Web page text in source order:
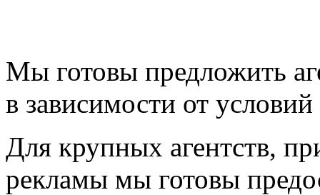
Мы готовы предложить
в зависимости от условий
Для крупных агентств,
рекламы мы готовы